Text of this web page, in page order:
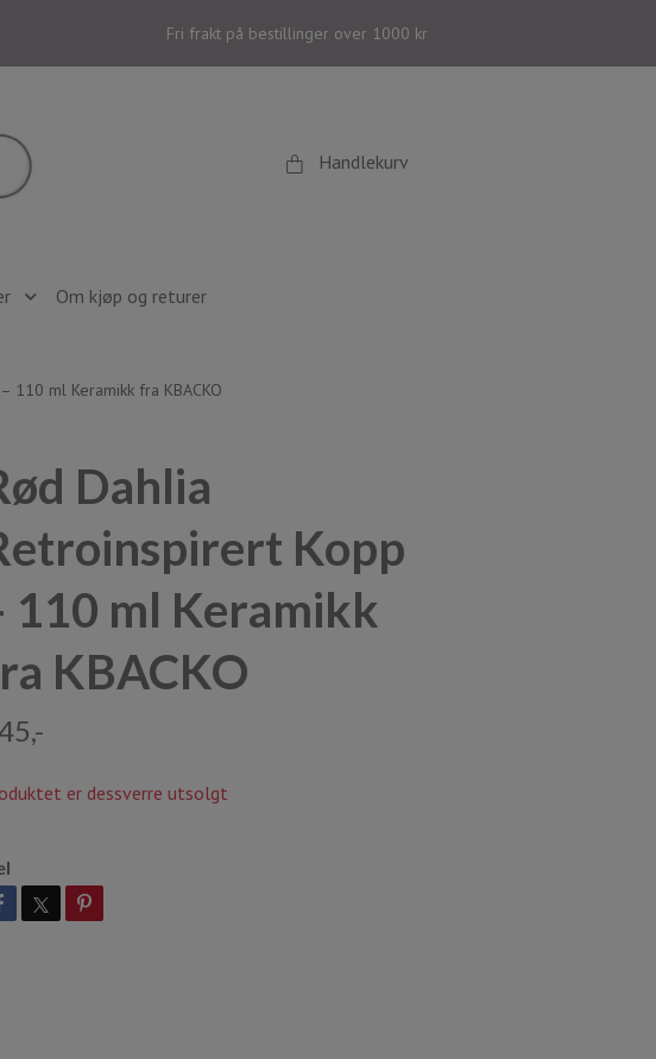
Fri frakt på bestillinger over 1000 kr
Handlekurv
Om kjøp og returer
110 ml Keramikk fra KBACKO
Dahlia
Kopp
110 ml Keramikk
KBACKO
er dessverre utsolgt